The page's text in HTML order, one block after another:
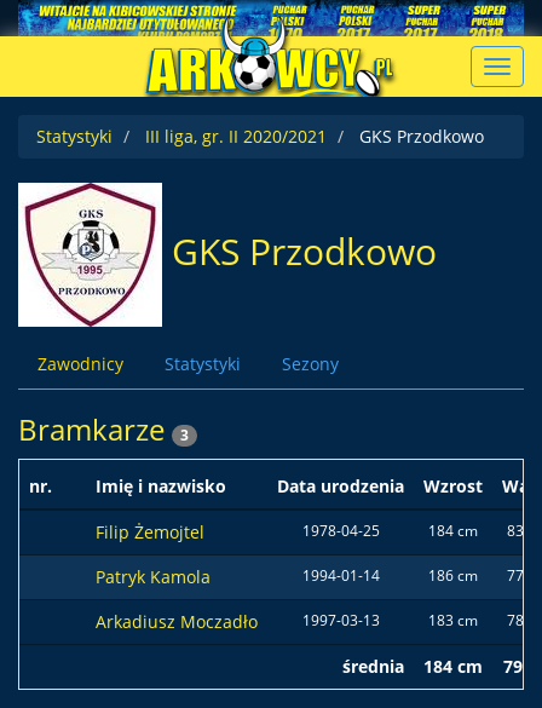
Statystyki
III liga, gr. II 2020/2021 GKS Przodkowo
GKS Przodkowo
Zawodnicy Statystyki Sezony
Bramkarze 3
nr. Imię i nazwisko Data urodzenia Wzrost
Filip Żemojtel
1978-04-25 184 cm 83 kg
Patryk Kamola 1994-01-14 186 cm 77 kg
Arkadiusz Moczadło 1997-03-13 183 cm 78 kg
średnia 184 cm 79